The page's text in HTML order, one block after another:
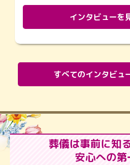
インタビューを
すべてのインタビュ
葬儀は事前に知
安心への第